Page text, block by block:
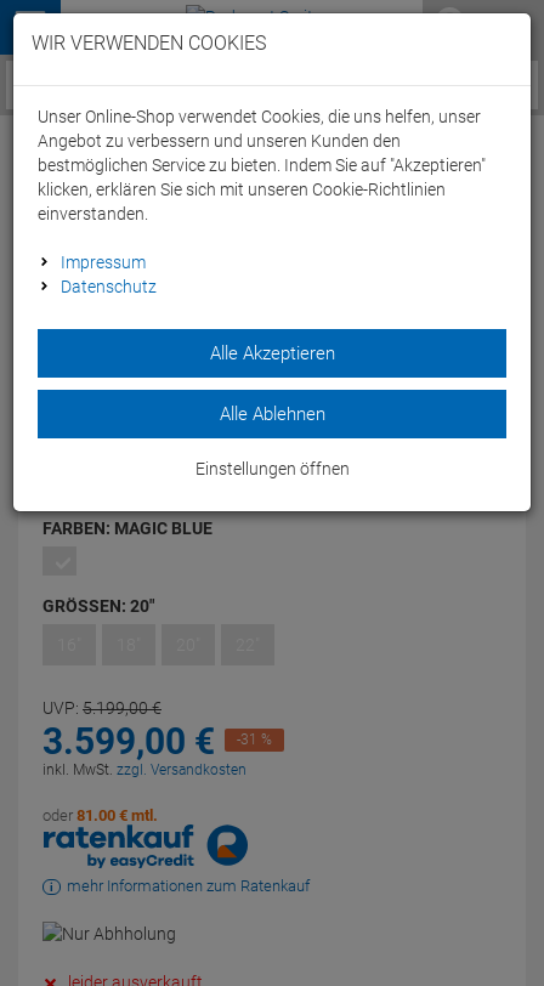
Menü
Service / Hilfe
Stevens E-Inception AM 7.7.2 MTB
Elektrorad - 20" magic blue
Auf den ersten Blick unterscheidet sich das E-Inception AM
7.7.2 kaum von seinem Carbon-Bruder AM 8.7.2 – und mit
FARBEN: MAGIC BLUE
GRÖSSEN: 20"
UVP: 5.199,00€
3.599,00 €
-31 %
inkl. MwSt. zzgl. Versandkosten
oder 81.00 € mtl.
mehr Informationen zum Ratenkauf
WIR VERWENDEN COOKIES
Unser Online-Shop verwendet Cookies, die uns helfen, unser
Angebot zu verbessern und unseren Kunden den
bestmöglichen Service zu bieten. Indem Sie auf "Akzeptieren"
klicken, erklären Sie sich mit unseren Cookie-Richtlinien
einverstanden.
Impressum
Datenschutz
Alle Akzeptieren
Alle Ablehnen
Einstellungen öffnen